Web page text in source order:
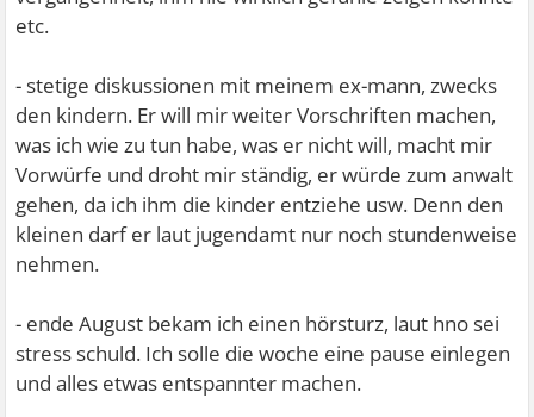
etc.
- stetige diskussionen mit meinem ex-mann, zwecks
den kindern. Er will mir weiter Vorschriften machen,
was ich wie zu tun habe, was er nicht will, macht mir
Vorwürfe und droht mir ständig, er würde zum anwalt
gehen, da ich ihm die kinder entziehe usw. Denn den
kleinen darf er laut jugendamt nur noch stundenweise
nehmen.
- ende August bekam ich einen hörsturz, laut hno sei
stress schuld. Ich solle die woche eine pause einlegen
und alles etwas entspannter machen.